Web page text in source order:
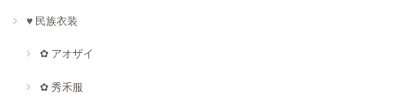
♥ 民族衣装
✿ アオザイ
✿ 秀禾服